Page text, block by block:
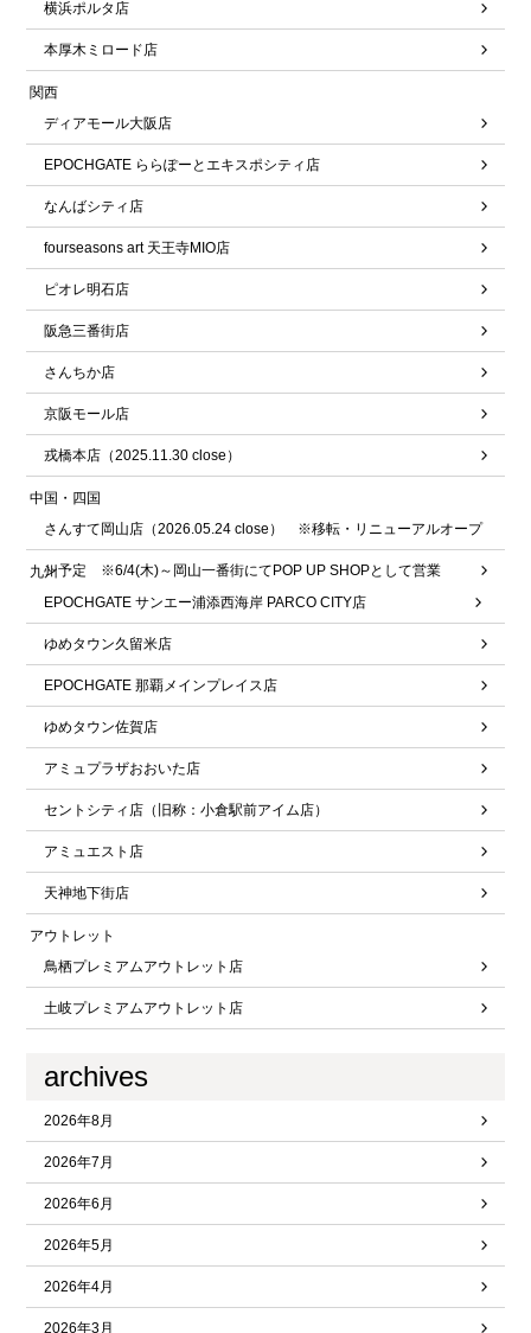
横浜ポルタ店
本厚木ミロード店
関西
ディアモール大阪店
EPOCHGATE ららぽーとエキスポシティ店
なんばシティ店
fourseasons art 天王寺MIO店
ピオレ明石店
阪急三番街店
さんちか店
京阪モール店
戎橋本店（2025.11.30 close）
中国・四国
さんすて岡山店（2026.05.24 close） ※移転・リニューアルオープ
ン予定 ※6/4(木)～岡山一番街にてPOP UP SHOPとして営業
九州
EPOCHGATE サンエー浦添西海岸 PARCO CITY店
ゆめタウン久留米店
EPOCHGATE 那覇メインプレイス店
ゆめタウン佐賀店
アミュプラザおおいた店
セントシティ店（旧称：小倉駅前アイム店）
アミュエスト店
天神地下街店
アウトレット
鳥栖プレミアムアウトレット店
土岐プレミアムアウトレット店
archives
2026年8月
2026年7月
2026年6月
2026年5月
2026年4月
2026年3月